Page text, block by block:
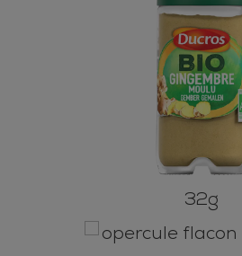
32g